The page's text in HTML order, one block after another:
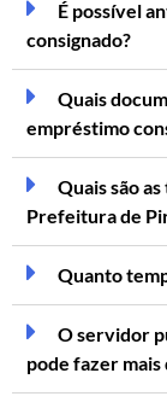
É possível
consignado?
Quais
empréstimo
Quais são
Prefeitura de
Quanto
O servidor
pode fazer mais